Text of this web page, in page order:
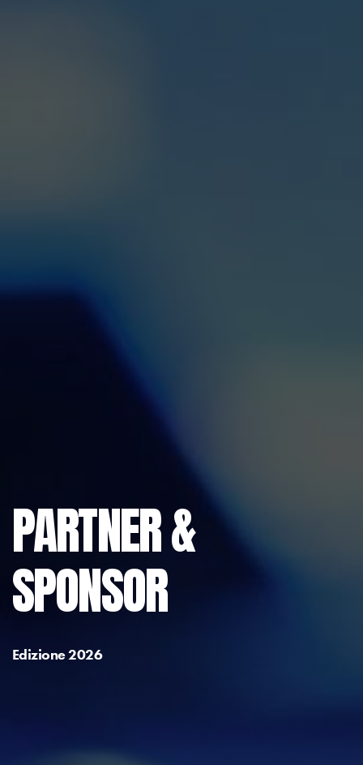
PARTNER &
SPONSOR
Edizione 2026